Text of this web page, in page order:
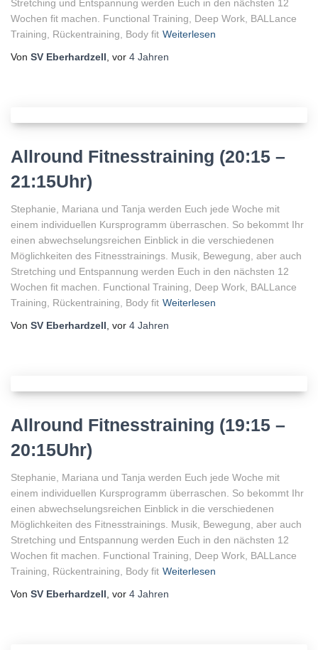
Stretching und Entspannung werden Euch in den nächsten 12
Wochen fit machen. Functional Training, Deep Work, BALLance
Training, Rückentraining, Body fit Weiterlesen
Von SV Eberhardzell , vor 4 Jahren
Allround Fitnesstraining (20:15 –
21:15Uhr)
Stephanie, Mariana und Tanja werden Euch jede Woche mit
einem individuellen Kursprogramm überraschen. So bekommt Ihr
einen abwechselungsreichen Einblick in die verschiedenen
Möglichkeiten des Fitnesstrainings. Musik, Bewegung, aber auch
Stretching und Entspannung werden Euch in den nächsten 12
Wochen fit machen. Functional Training, Deep Work, BALLance
Training, Rückentraining, Body fit Weiterlesen
Von SV Eberhardzell , vor 4 Jahren
Allround Fitnesstraining (19:15 –
20:15Uhr)
Stephanie, Mariana und Tanja werden Euch jede Woche mit
einem individuellen Kursprogramm überraschen. So bekommt Ihr
einen abwechselungsreichen Einblick in die verschiedenen
Möglichkeiten des Fitnesstrainings. Musik, Bewegung, aber auch
Stretching und Entspannung werden Euch in den nächsten 12
Wochen fit machen. Functional Training, Deep Work, BALLance
Training, Rückentraining, Body fit Weiterlesen
Von SV Eberhardzell , vor 4 Jahren